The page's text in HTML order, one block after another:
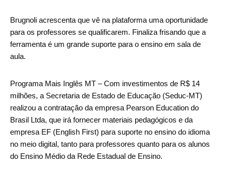
Brugnoli acrescenta que vê na plataforma uma oportunidade
para os professores se qualificarem. Finaliza frisando que a
ferramenta é um grande suporte para o ensino em sala de
aula.
Programa Mais Inglês MT – Com investimentos de R$ 14
milhões, a Secretaria de Estado de Educação (Seduc-MT)
realizou a contratação da empresa Pearson Education do
Brasil Ltda, que irá fornecer materiais pedagógicos e da
empresa EF (English First) para suporte no ensino do idioma
no meio digital, tanto para professores quanto para os alunos
do Ensino Médio da Rede Estadual de Ensino.